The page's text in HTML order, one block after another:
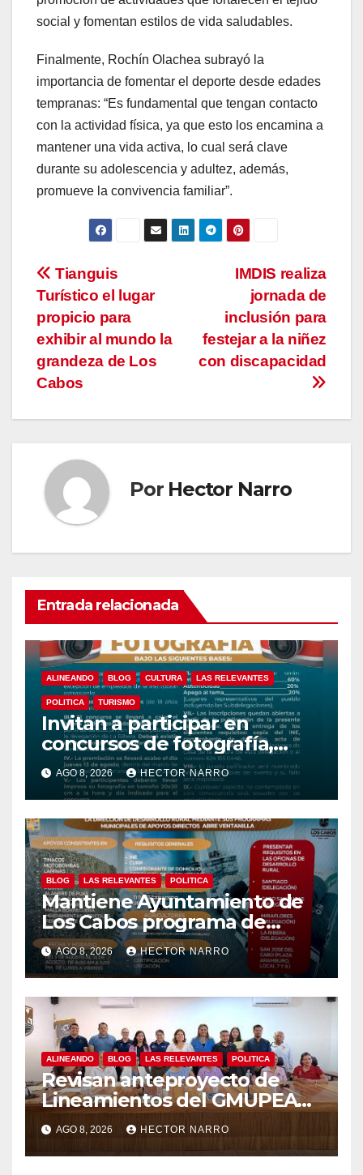
social y fomentan estilos de vida saludables.
Finalmente, Rochín Olachea subrayó la
importancia de fomentar el deporte desde edades
tempranas: “Es fundamental que tengan contacto
con la actividad física, ya que esto los encamina a
mantener una vida activa, lo cual será clave
durante su adolescencia y adultez, además,
promueve la convivencia familiar”.
Navegación
de
entradas
IMDIS realiza
jornada de
inclusión para
festejar a la niñez
con discapacidad
Tianguis
Turístico el lugar
propicio para
exhibir al mundo la
grandeza de Los
Cabos
Por Hector Narro
Entrada relacionada
ALINEANDO BLOG CULTURA LAS RELEVANTES
POLITICA TURISMO
Invitan a participar en
concursos de fotografía,
canto y pintura de las Fiestas
Tradicionales La Ribera 2026
AGO 8, 2026 HECTOR NARRO
BLOG LAS RELEVANTES POLITICA
Mantiene Ayuntamiento de
Los Cabos programa de
apoyos para agricultores,
ganaderos y apicultores
AGO 8, 2026 HECTOR NARRO
ALINEANDO BLOG LAS RELEVANTES POLITICA
Revisan anteproyecto de
Lineamientos del GMUPEA
en Los Cabos
AGO 8, 2026 HECTOR NARRO